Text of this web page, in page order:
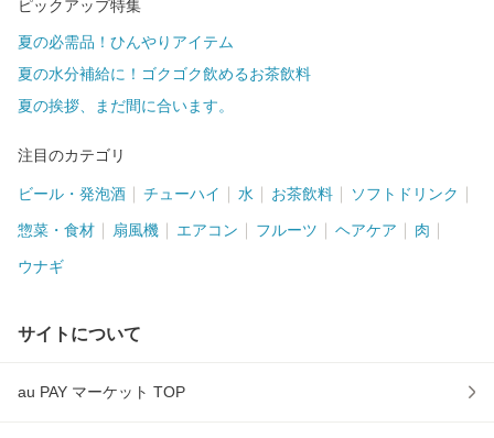
ピックアップ特集
夏の必需品！ひんやりアイテム
夏の水分補給に！ゴクゴク飲めるお茶飲料
夏の挨拶、まだ間に合います。
注目のカテゴリ
ビール・発泡酒 チューハイ 水 お茶飲料 ソフトドリンク
惣菜・食材 扇風機 エアコン フルーツ ヘアケア 肉
ウナギ
サイトについて
au PAY マーケット TOP